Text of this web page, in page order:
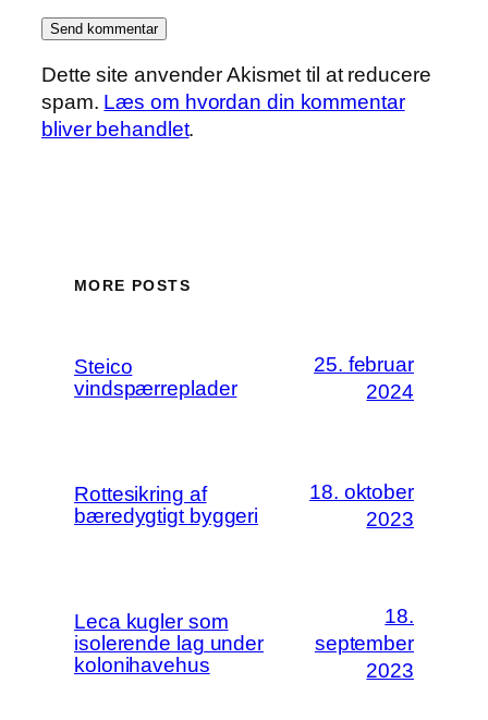
Dette site anvender Akismet til at reducere
spam. Læs om hvordan din kommentar
bliver behandlet.
MORE POSTS
Steico
vindspærreplader
25. februar
2024
Rottesikring af
bæredygtigt byggeri
18. oktober
2023
Leca kugler som
isolerende lag under
kolonihavehus
18.
september
2023